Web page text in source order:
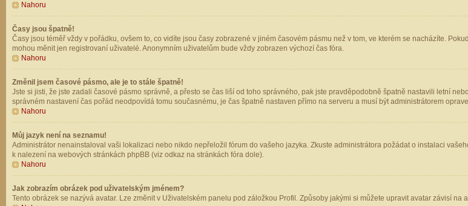
Nahoru
Časy jsou špatně!
Časy jsou téměř vždy v pořádku, ovšem to, co vidíte jsou časy zobrazené v jiném časovém pásmu než v tom, ve kterém se nacházíte.
mohou měnit jen registrovaní uživatelé. Anonymním uživatelům bude vždy zobrazen výchozí čas fóra.
Nahoru
Změnil jsem časové pásmo, ale je to stále špatně!
Jste si jisti, že jste zadali časové pásmo správně, a přesto se čas liší od toho správného, pak jste pravděpodobně špatně nastavili letní
správném nastavení čas pořád neodpovídá tomu současnému, je čas špatně nastaven přímo na serveru a musí být administrátorem
Nahoru
Můj jazyk není na seznamu!
Administrátor nenainstaloval vaši lokalizaci nebo nikdo nepřeložil fórum do vašeho jazyka. Zkuste administrátora požádat o instalaci
k nalezení na webových stránkách phpBB (viz odkaz na stránkách fóra dole).
Nahoru
Jak zobrazím obrázek pod uživatelským jménem?
Tento obrázek se nazývá avatar. Lze změnit v Uživatelském panelu pod záložkou Profil. Způsoby jakými si můžete upravit avatar závisí